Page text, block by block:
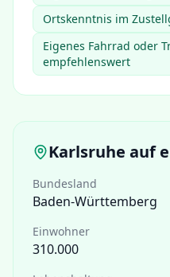
Ortskenntnis im
Eigenes Fahrrad oder
empfehlenswert
Karlsruhe auf
Bundesland
Baden-Württemberg
Einwohner
310.000